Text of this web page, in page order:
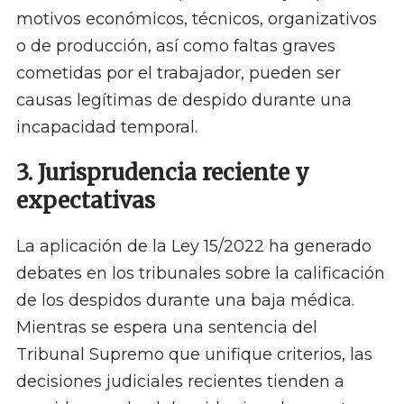
motivos económicos, técnicos, organizativos
o de producción, así como faltas graves
cometidas por el trabajador, pueden ser
causas legítimas de despido durante una
incapacidad temporal.
3. Jurisprudencia reciente y
expectativas
La aplicación de la Ley 15/2022 ha generado
debates en los tribunales sobre la calificación
de los despidos durante una baja médica.
Mientras se espera una sentencia del
Tribunal Supremo que unifique criterios, las
decisiones judiciales recientes tienden a